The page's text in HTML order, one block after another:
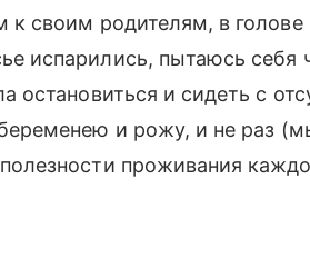
своим родителям, в голове
испарились, пытаюсь себя
остановиться и сидеть с
и рожу, и не раз
проживания